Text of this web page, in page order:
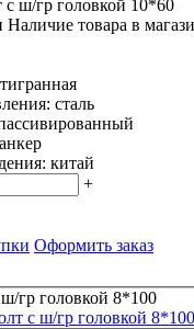
Наличие товара в
сталь
анкер
китай
+
Оформить заказ
с ш/гр головкой 8*100